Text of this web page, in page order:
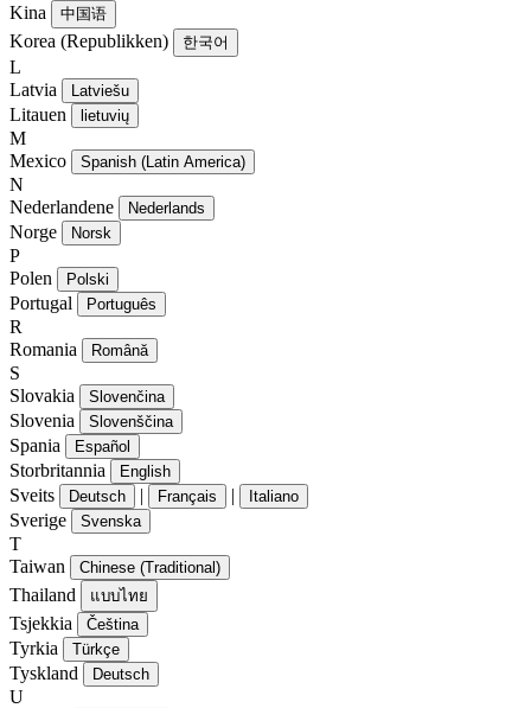
Kina
中国语
Korea (Republikken) 한국어
L
Latvia
Latviešu
Litauen lietuvių
M
Mexico
Spanish (Latin America)
N
Nederlandene
Nederlands
Norge Norsk
P
Polen
Polski
Portugal Português
R
Romania
Română
S
Slovakia
Slovenčina
Slovenia Slovenščina
Spania Español
Storbritannia English
Sveits Deutsch | Français | Italiano
Sverige Svenska
T
Taiwan
Chinese (Traditional)
Thailand แบบไทย
Tsjekkia Čeština
Tyrkia Türkçe
Tyskland Deutsch
U